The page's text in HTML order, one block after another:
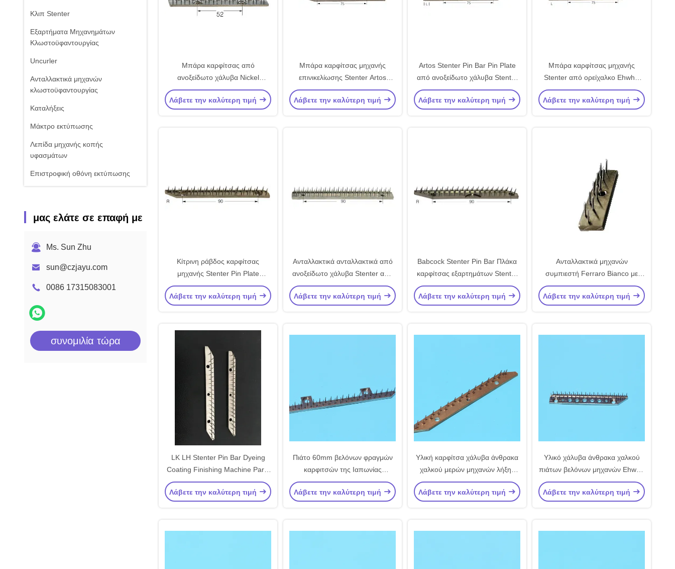
Κλιπ Stenter
Εξαρτήματα Μηχανημάτων
Κλωστοϋφαντουργίας
Uncurler
Ανταλλακτικά μηχανών
κλωστοϋφαντουργίας
Καταλήξεις
Μάκτρο εκτύπωσης
Λεπίδα μηχανής κοπής
υφασμάτων
Επιστροφική οθόνη εκτύπωσης
μας ελάτε σε επαφή με
Ms. Sun Zhu
sun@czjayu.com
0086 17315083001
συνομιλία τώρα
Μπάρα καρφίτσας από
ανοξείδωτο χάλυβα Nickel
Monfortz Stenter Pin Plate
Λάβετε την καλύτερη τιμή
Μπάρα καρφίτσας μηχανής
επινικελίωσης Stenter Artos
Stenter Ανταλλακτικά Pin Plate
Λάβετε την καλύτερη τιμή
Artos Stenter Pin Bar Pin Plate
από ανοξείδωτο χάλυβα Stenter
Machine Parts Plate
Λάβετε την καλύτερη τιμή
Μπάρα καρφίτσας μηχανής
Stenter από ορείχαλκο Ehwhw
Πλάκα καρφίτσας από
επιμετάλλωση νικελίου από
Λάβετε την καλύτερη τιμή
Κίτρινη ράβδος καρφίτσας
μηχανής Stenter Pin Plate
Babcock Stenter Machine
Ανταλλακτικά
Λάβετε την καλύτερη τιμή
Ανταλλακτικά ανταλλακτικά από
ανοξείδωτο χάλυβα Stenter από
Χάλκινο Πλαίσιο καρφίτσας
Babcock
Λάβετε την καλύτερη τιμή
Babcock Stenter Pin Bar Πλάκα
καρφίτσας εξαρτημάτων Stenter
από ανοξείδωτο χάλυβα
Λάβετε την καλύτερη τιμή
Ανταλλακτικά μηχανών
συμπιεστή Ferraro Bianco με
καρφιτσωτή ράβδου από χάλυβα
Stenter
Λάβετε την καλύτερη τιμή
LK LH Stenter Pin Bar Dyeing
Coating Finishing Machine Parts
Pin Plate
Λάβετε την καλύτερη τιμή
Πιάτο 60mm βελόνων φραγμών
καρφιτσών της Ιαπωνίας
Wakayama πιάτων καρφιτσών
μερών μηχανών Stenter κεντρική
Λάβετε την καλύτερη τιμή
Υλική καρφίτσα χάλυβα άνθρακα
χαλκού μερών μηχανών λήξης
φραγμών καρφιτσών πιάτων
καρφιτσών μερών Stenter Artos
Λάβετε την καλύτερη τιμή
Υλικό χάλυβα άνθρακα χαλκού
πιάτων βελόνων μηχανών Ehwha
LK Ilsung φραγμών καρφιτσών
πιάτων καρφιτσών μερών
Λάβετε την καλύτερη τιμή